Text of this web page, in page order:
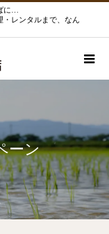
に…
・レンタルまで、なん
ーン